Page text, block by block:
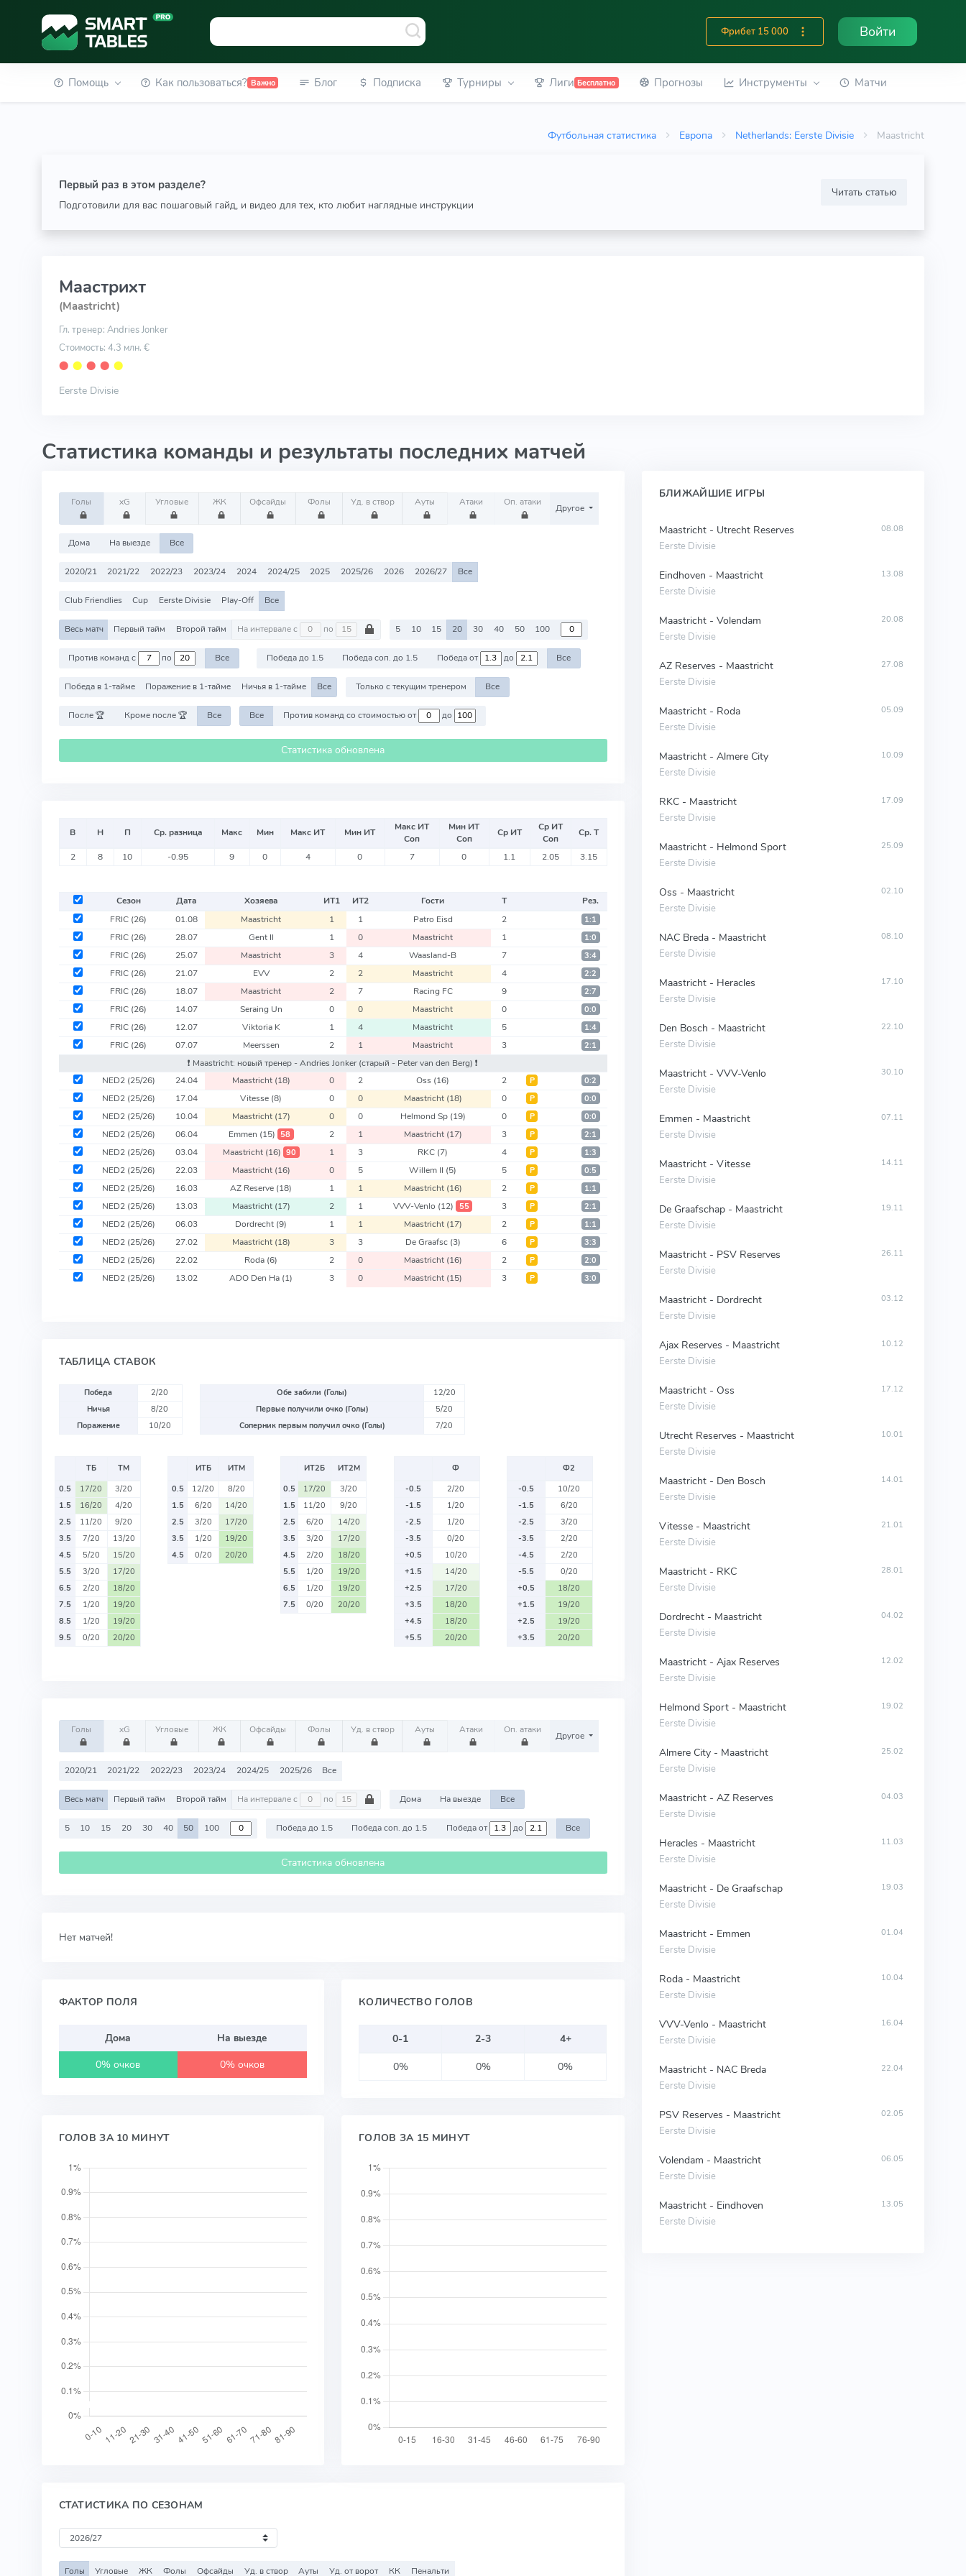
Фрибет 15 000 Войти
Помощь Как пользоваться? Важно Блог Подписка Турниры Лиги Бесплатно Прогнозы Инструменты Матчи
Футбольная статистика Европа Netherlands: Eerste Divisie Maastricht
Первый раз в этом разделе?
Подготовили для вас пошаговый гайд, и видео для тех, кто любит наглядные инструкции
Читать статью
Маастрихт
(Maastricht)
Гл. тренер: Andries Jonker
Стоимость: 4.3 млн. €
⬤ ⬤ ⬤ ⬤ ⬤
Eerste Divisie
Статистика команды и результаты последних матчей
Голы xG Угловые ЖК Офсайды Фолы Уд. в створ Ауты Атаки Оп. атаки
Другое
Дома На выезде Все
2020/21 2021/22 2022/23 2023/24 2024 2024/25 2025 2025/26 2026 2026/27 Все
Club Friendlies Cup Eerste Divisie Play-Off Все
Весь матч Первый тайм Второй тайм На интервале с по 5 10 15 20 30 40 50 100
Против команд с по Все Победа до 1.5 Победа соп. до 1.5 Победа от до Все
Победа в 1-тайме Поражение в 1-тайме Ничья в 1-тайме Все Только с текущим тренером Все
После 🏆 Кроме после 🏆 Все Все Против команд со стоимостью от до
Статистика обновлена
В Н П Ср. разница Макс Мин Макс ИТ Мин ИТ
Макс ИТ
Соп
Мин ИТ
Соп
Ср ИТ
Ср ИТ
Соп
Ср. Т
2 8 10 -0.95 9 0 4 0 7 0 1.1 2.05 3.15
Сезон Дата Хозяева ИТ1 ИТ2 Гости Т
Рез.
FRIC (26) 01.08 Maastricht 1 1 Patro Eisd 2 1:1
FRIC (26) 28.07 Gent II 1 0 Maastricht 1 1:0
FRIC (26) 25.07 Maastricht 3 4 Waasland-B 7 3:4
FRIC (26) 21.07 EVV 2 2 Maastricht 4 2:2
FRIC (26) 18.07 Maastricht 2 7 Racing FC 9 2:7
FRIC (26) 14.07 Seraing Un 0 0 Maastricht 0 0:0
FRIC (26) 12.07 Viktoria K 1 4 Maastricht 5 1:4
FRIC (26) 07.07 Meerssen 2 1 Maastricht 3 2:1
❗️ Maastricht: новый тренер - Andries Jonker(старый - Peter van den Berg) ❗️
NED2 (25/26) 24.04 Maastricht (18) 0 2 Oss (16) 2 Р 0:2
NED2 (25/26) 17.04 Vitesse (8) 0 0 Maastricht (18) 0 Р 0:0
NED2 (25/26) 10.04 Maastricht (17) 0 0 Helmond Sp (19) 0 Р 0:0
NED2 (25/26) 06.04 Emmen (15) 58 2 1 Maastricht (17) 3 Р 2:1
NED2 (25/26) 03.04 Maastricht (16) 90 1 3 RKC (7) 4 Р 1:3
NED2 (25/26) 22.03 Maastricht (16) 0 5 Willem II (5) 5 Р 0:5
NED2 (25/26) 16.03 AZ Reserve (18) 1 1 Maastricht (16) 2 Р 1:1
NED2 (25/26) 13.03 Maastricht (17) 2 1 VVV-Venlo (12) 55 3 Р 2:1
NED2 (25/26) 06.03 Dordrecht (9) 1 1 Maastricht (17) 2 Р 1:1
NED2 (25/26) 27.02 Maastricht (18) 3 3 De Graafsc (3) 6 Р 3:3
NED2 (25/26) 22.02 Roda (6) 2 0 Maastricht (16) 2 Р 2:0
NED2 (25/26) 13.02 ADO Den Ha (1) 3 0 Maastricht (15) 3 Р 3:0
ТАБЛИЦА СТАВОК
Победа
2/20
Ничья
8/20
Поражение
10/20
Обе забили (Голы)
12/20
Первые получили очко (Голы)
5/20
Соперник первым получил очко (Голы)
7/20
ТБ
ТМ
0.5
17/20
3/20
1.5
16/20
4/20
2.5
11/20
9/20
3.5
7/20
13/20
4.5
5/20
15/20
5.5
3/20
17/20
6.5
2/20
18/20
7.5
1/20
19/20
8.5
1/20
19/20
9.5
0/20 20/20
ИТБ
ИТМ
0.5
12/20
8/20
1.5
6/20
14/20
2.5
3/20
17/20
3.5
1/20
19/20
4.5
0/20 20/20
ИТ2Б
ИТ2М
0.5
17/20
3/20
1.5
11/20
9/20
2.5
6/20
14/20
3.5
3/20
17/20
4.5
2/20
18/20
5.5
1/20
19/20
6.5
1/20
19/20
7.5
0/20 20/20
Ф
-0.5
2/20
-1.5
1/20
-2.5
1/20
-3.5
0/20
+0.5
10/20
+1.5
14/20
+2.5
17/20
+3.5
18/20
+4.5
18/20
+5.5
20/20
Ф2
-0.5
10/20
-1.5
6/20
-2.5
3/20
-3.5
2/20
-4.5
2/20
-5.5
0/20
+0.5
18/20
+1.5
19/20
+2.5
19/20
+3.5
20/20
Голы xG Угловые ЖК Офсайды Фолы Уд. в створ Ауты Атаки Оп. атаки
Другое
2020/21 2021/22 2022/23 2023/24 2024/25 2025/26 Все
Весь матч Первый тайм Второй тайм На интервале с по Дома На выезде Все
5 10 15 20 30 40 50 100 Победа до 1.5 Победа соп. до 1.5 Победа от до Все
Статистика обновлена
Нет матчей!
ФАКТОР ПОЛЯ
Дома
На выезде
0% очков
0% очков
КОЛИЧЕСТВО ГОЛОВ
0-1 2-3
4+
0%
0% 0%
ГОЛОВ ЗА 10 МИНУТ ГОЛОВ ЗА 15 МИНУТ
СТАТИСТИКА ПО СЕЗОНАМ
Голы Угловые ЖК Фолы Офсайды Уд. в створ Ауты Уд. от ворот КК Пенальти
БЛИЖАЙШИЕ ИГРЫ
Maastricht - Utrecht Reserves
Eerste Divisie
08.08
Eindhoven - Maastricht
Eerste Divisie
13.08
Maastricht - Volendam
Eerste Divisie
20.08
AZ Reserves - Maastricht
Eerste Divisie
27.08
Maastricht - Roda
Eerste Divisie
05.09
Maastricht - Almere City
Eerste Divisie
10.09
RKC - Maastricht
Eerste Divisie
17.09
Maastricht - Helmond Sport
Eerste Divisie
25.09
Oss - Maastricht
Eerste Divisie
02.10
NAC Breda - Maastricht
Eerste Divisie
08.10
Maastricht - Heracles
Eerste Divisie
17.10
Den Bosch - Maastricht
Eerste Divisie
22.10
Maastricht - VVV-Venlo
Eerste Divisie
30.10
Emmen - Maastricht
Eerste Divisie
07.11
Maastricht - Vitesse
Eerste Divisie
14.11
De Graafschap - Maastricht
Eerste Divisie
19.11
Maastricht - PSV Reserves
Eerste Divisie
26.11
Maastricht - Dordrecht
Eerste Divisie
03.12
Ajax Reserves - Maastricht
Eerste Divisie
10.12
Maastricht - Oss
Eerste Divisie
17.12
Utrecht Reserves - Maastricht
Eerste Divisie
10.01
Maastricht - Den Bosch
Eerste Divisie
14.01
Vitesse - Maastricht
Eerste Divisie
21.01
Maastricht - RKC
Eerste Divisie
28.01
Dordrecht - Maastricht
Eerste Divisie
04.02
Maastricht - Ajax Reserves
Eerste Divisie
12.02
Helmond Sport - Maastricht
Eerste Divisie
19.02
Almere City - Maastricht
Eerste Divisie
25.02
Maastricht - AZ Reserves
Eerste Divisie
04.03
Heracles - Maastricht
Eerste Divisie
11.03
Maastricht - De Graafschap
Eerste Divisie
19.03
Maastricht - Emmen
Eerste Divisie
01.04
Roda - Maastricht
Eerste Divisie
10.04
VVV-Venlo - Maastricht
Eerste Divisie
16.04
Maastricht - NAC Breda
Eerste Divisie
22.04
PSV Reserves - Maastricht
Eerste Divisie
02.05
Volendam - Maastricht
Eerste Divisie
06.05
Maastricht - Eindhoven
Eerste Divisie
13.05